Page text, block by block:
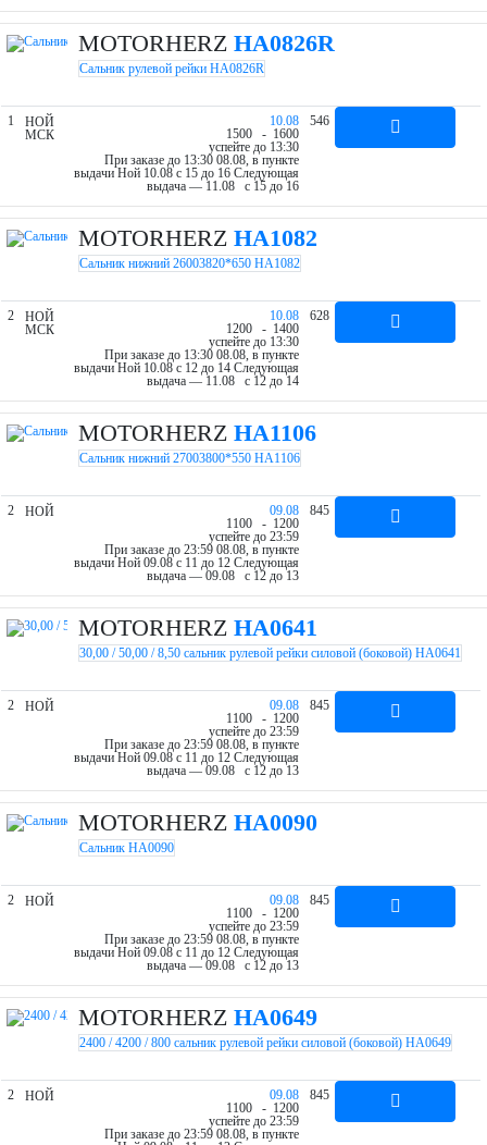
MOTORHERZ HA0826R
Сальник рулевой рейки HA0826R
1
НОЙ
МСК
10.08
1500 - 1600
успейте до 13:30
При заказе до 13:30 08.08, в пункте
выдачи Ной 10.08 c 15 до 16 Следующая
выдача — 11.08 c 15 до 16
546
MOTORHERZ HA1082
Сальник нижний 26003820*650 HA1082
2
НОЙ
МСК
10.08
1200 - 1400
успейте до 13:30
При заказе до 13:30 08.08, в пункте
выдачи Ной 10.08 c 12 до 14 Следующая
выдача — 11.08 c 12 до 14
628
MOTORHERZ HA1106
Сальник нижний 27003800*550 HA1106
2 НОЙ
09.08
1100 - 1200
успейте до 23:59
При заказе до 23:59 08.08, в пункте
выдачи Ной 09.08 c 11 до 12 Следующая
выдача — 09.08 c 12 до 13
845
MOTORHERZ HA0641
30,00 / 50,00 / 8,50 сальник рулевой рейки силовой (боковой) HA0641
2 НОЙ
09.08
1100 - 1200
успейте до 23:59
При заказе до 23:59 08.08, в пункте
выдачи Ной 09.08 c 11 до 12 Следующая
выдача — 09.08 c 12 до 13
845
MOTORHERZ HA0090
Сальник HA0090
2 НОЙ
09.08
1100 - 1200
успейте до 23:59
При заказе до 23:59 08.08, в пункте
выдачи Ной 09.08 c 11 до 12 Следующая
выдача — 09.08 c 12 до 13
845
MOTORHERZ HA0649
2400 / 4200 / 800 сальник рулевой рейки силовой (боковой) HA0649
2 НОЙ
09.08
1100 - 1200
успейте до 23:59
При заказе до 23:59 08.08, в пункте
845